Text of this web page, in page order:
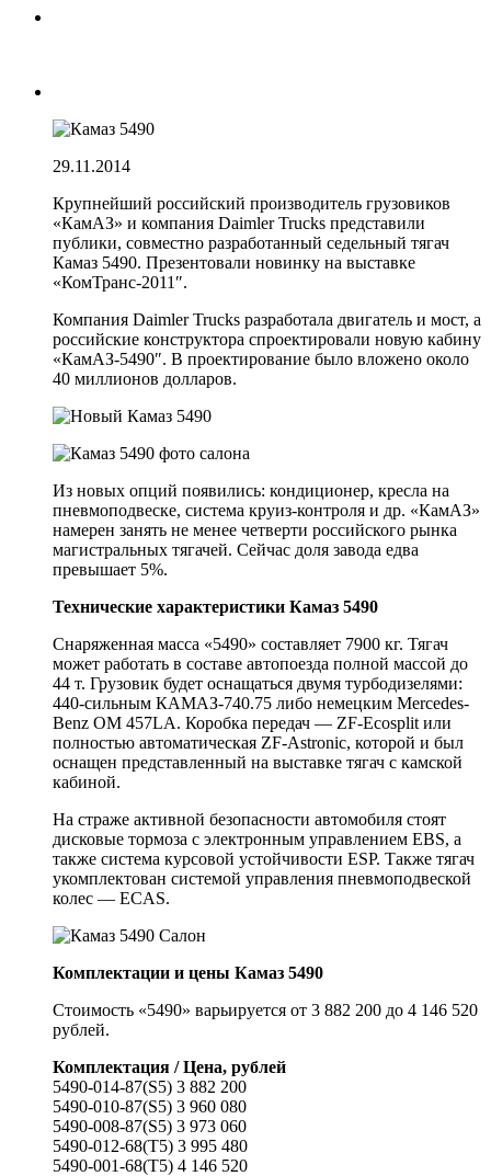
29.11.2014
Крупнейший российский производитель грузовиков
«КамАЗ» и компания Daimler Trucks представили
публики, совместно разработанный седельный тягач
Камаз 5490. Презентовали новинку на выставке
«КомТранс-2011″.
Компания Daimler Trucks разработала двигатель и мост, а
российские конструктора спроектировали новую кабину
«КамАЗ-5490″. В проектирование было вложено около
40 миллионов долларов.
Из новых опций появились: кондиционер, кресла на
пневмоподвеске, система круиз-контроля и др. «КамАЗ»
намерен занять не менее четверти российского рынка
магистральных тягачей. Сейчас доля завода едва
превышает 5%.
Технические характеристики Камаз 5490
Снаряженная масса «5490» составляет 7900 кг. Тягач
может работать в составе автопоезда полной массой до
44 т. Грузовик будет оснащаться двумя турбодизелями:
440-сильным КАМАЗ-740.75 либо немецким Mercedes-
Benz OM 457LA. Коробка передач — ZF-Ecosplit или
полностью автоматическая ZF-Astronic, которой и был
оснащен представленный на выставке тягач с камской
кабиной.
На страже активной безопасности автомобиля стоят
дисковые тормоза с электронным управлением EBS, а
также система курсовой устойчивости ESP. Также тягач
укомплектован системой управления пневмоподвеской
колес — ECAS.
Комплектации и цены Камаз 5490
Стоимость «5490» варьируется от 3 882 200 до 4 146 520
рублей.
Комплектация / Цена, рублей
5490-014-87(S5) 3 882 200
5490-010-87(S5) 3 960 080
5490-008-87(S5) 3 973 060
5490-012-68(Т5) 3 995 480
5490-001-68(Т5) 4 146 520